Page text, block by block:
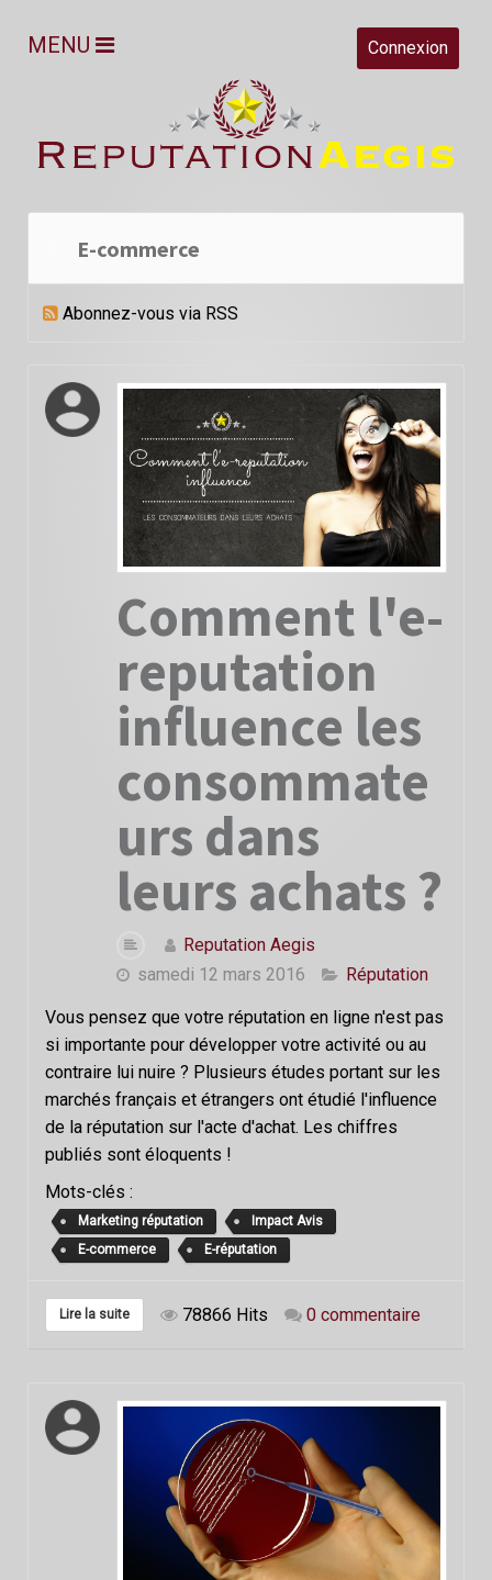
Connexion
MENU
E-commerce
Abonnez-vous via RSS
Comment l'e-
reputation
influence les
consommate
urs dans
leurs achats ?
Reputation Aegis
samedi 12 mars 2016
Réputation
Vous pensez que votre réputation en ligne n'est pas
si importante pour développer votre activité ou au
contraire lui nuire ? Plusieurs études portant sur les
marchés français et étrangers ont étudié l'influence
de la réputation sur l'acte d'achat. Les chiffres
publiés sont éloquents !
Mots-clés :
Marketing réputation
Impact Avis
E-commerce
E-réputation
Lire la suite 78866 Hits 0 commentaire